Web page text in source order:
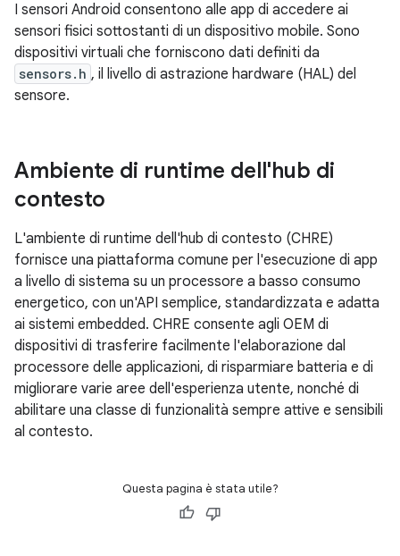
I sensori Android consentono alle app di accedere ai
sensori fisici sottostanti di un dispositivo mobile. Sono
dispositivi virtuali che forniscono dati definiti da
sensors.h , il livello di astrazione hardware (HAL) del
sensore.
Ambiente di runtime dell'hub di
contesto
L'ambiente di runtime dell'hub di contesto (CHRE)
fornisce una piattaforma comune per l'esecuzione di app
a livello di sistema su un processore a basso consumo
energetico, con un'API semplice, standardizzata e adatta
ai sistemi embedded. CHRE consente agli OEM di
dispositivi di trasferire facilmente l'elaborazione dal
processore delle applicazioni, di risparmiare batteria e di
migliorare varie aree dell'esperienza utente, nonché di
abilitare una classe di funzionalità sempre attive e sensibili
al contesto.
Questa pagina è stata utile?